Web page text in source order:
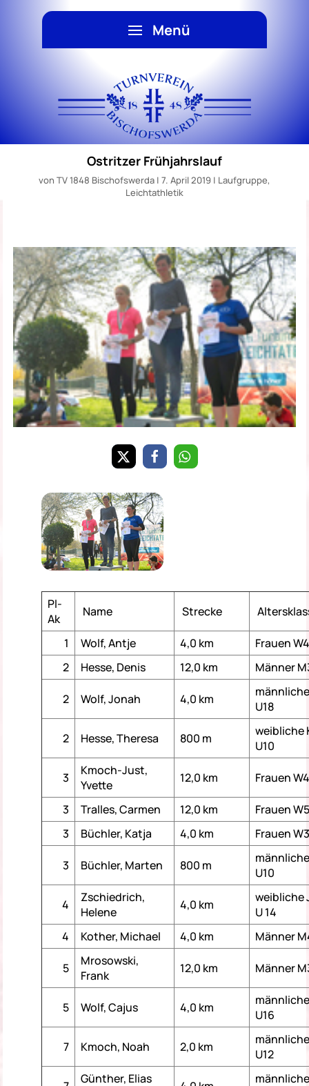
Ostritzer Frühjahrslauf
von TV 1848 Bischofswerda | 7. April 2019 | Laufgruppe,
Leichtathletik
Pl-
Ak
Name Strecke
1 Wolf, Antje 4,0 km
Frauen
2
Hesse, Denis 12,0 km Männer
2 Wolf, Jonah 4,0 km
U18
2 Hesse, Theresa 800 m
weibliche
U10
3
Kmoch-Just,
Yvette
12,0 km Frauen
3 Tralles, Carmen 12,0 km
Frauen
3
Büchler, Katja 4,0 km Frauen
3 Büchler, Marten 800 m
U10
4
Zschiedrich,
Helene
4,0 km
weibliche
U 14
4
Kother, Michael 4,0 km Männer
5
Mrosowski,
Frank
12,0 km Männer
5 Wolf, Cajus 4,0 km
U16
7 Kmoch, Noah 2,0 km
U12
Günther, Elias